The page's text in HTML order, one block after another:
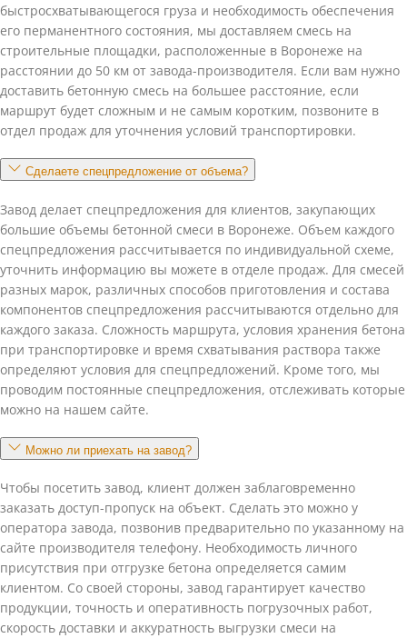
быстросхватывающегося груза и необходимость обеспечения
его перманентного состояния, мы доставляем смесь на
строительные площадки, расположенные в Воронеже на
расстоянии до 50 км от завода-производителя. Если вам нужно
доставить бетонную смесь на большее расстояние, если
маршрут будет сложным и не самым коротким, позвоните в
отдел продаж для уточнения условий транспортировки.
Сделаете спецпредложение от объема?
Завод делает спецпредложения для клиентов, закупающих
большие объемы бетонной смеси в Воронеже. Объем каждого
спецпредложения рассчитывается по индивидуальной схеме,
уточнить информацию вы можете в отделе продаж. Для смесей
разных марок, различных способов приготовления и состава
компонентов спецпредложения рассчитываются отдельно для
каждого заказа. Сложность маршрута, условия хранения бетона
при транспортировке и время схватывания раствора также
определяют условия для спецпредложений. Кроме того, мы
проводим постоянные спецпредложения, отслеживать которые
можно на нашем сайте.
Можно ли приехать на завод?
Чтобы посетить завод, клиент должен заблаговременно
заказать доступ-пропуск на объект. Сделать это можно у
оператора завода, позвонив предварительно по указанному на
сайте производителя телефону. Необходимость личного
присутствия при отгрузке бетона определяется самим
клиентом. Со своей стороны, завод гарантирует качество
продукции, точность и оперативность погрузочных работ,
скорость доставки и аккуратность выгрузки смеси на